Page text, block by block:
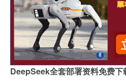
DeepSeek全套部署资料免费下